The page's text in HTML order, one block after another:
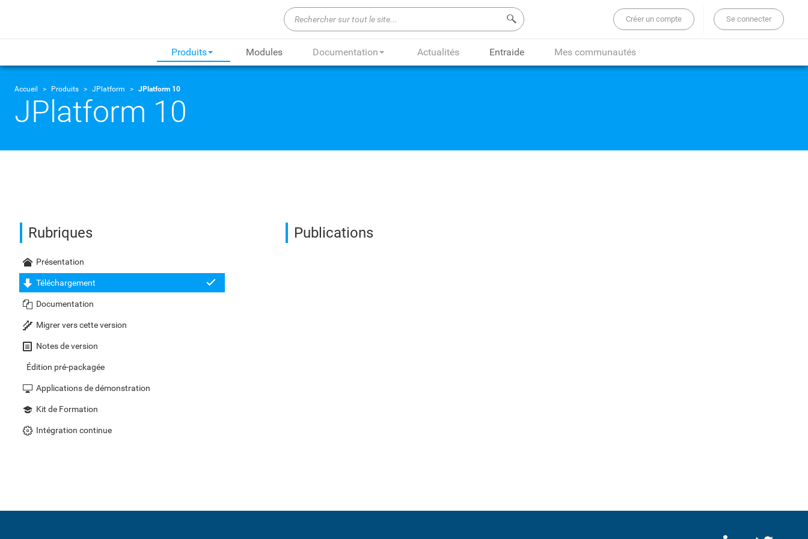
Rechercher sur tout le site...
Créer un compte Se connecter
Produits Modules Documentation Actualités Entraide Mes communautés
Accueil Produits JPlatform JPlatform 10
JPlatform 10
Rubriques
Présentation
Téléchargement
Documentation
Migrer vers cette version
Notes de version
Édition pré-packagée
Applications de démonstration
Kit de Formation
Intégration continue
Publications